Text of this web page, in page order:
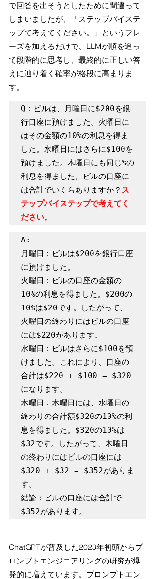
で回答を出そうとしたために間違って
しまいましたが、「ステップバイステ
ップで考えてください。」というフレ
ーズを加えるだけで、LLMが順を追っ
て段階的に思考し、最終的に正しい答
えに辿り着く確率が格段に高まりま
す。
Q：ビルは、月曜日に$200を銀
行口座に預けました。火曜日に
はその金額の10%の利息を得ま
した。水曜日にはさらに$100を
預けました。木曜日にも同じ%の
利息を得ました。ビルの口座に
は合計でいくらありますか？ ス
テップバイステップで考えてく
ださい。
A:
月曜日：ビルは$200を銀行口座
に預けました。
火曜日：ビルの口座の金額の
10%の利息を得ました。$200の
10%は$20です。したがって、
火曜日の終わりにはビルの口座
には$220があります。
水曜日：ビルはさらに$100を預
けました。これにより、口座の
合計は$220 + $100 = $320
になります。
木曜日：木曜日には、水曜日の
終わりの合計額$320の10%の利
息を得ました。$320の10%は
$32です。したがって、木曜日
の終わりにはビルの口座には
$320 + $32 = $352がありま
す。
結論：ビルの口座には合計で
$352があります。
ChatGPTが普及した2023年初頭からプ
ロンプトエンジニアリングの研究が爆
発的に増えています。プロンプトエン